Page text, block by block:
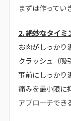
まずは作ってい
2. 絶妙なタイミ
お肉がしっかり
クラッシュ（吸
事前にしっかり
痛みを最小限に
アプローチでき